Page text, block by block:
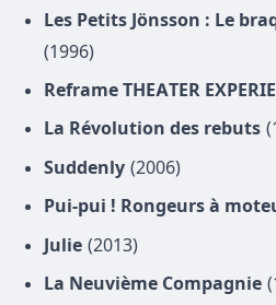
Les Petits Jönsson : Le
(1996)
Reframe THEATER
La Révolution des rebuts
Suddenly (2006)
Pui-pui ! Rongeurs à
Julie (2013)
La Neuvième Compagnie